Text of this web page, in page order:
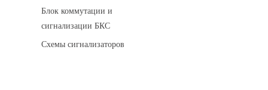
Блок коммутации и
сигнализации БКС
Схемы сигнализаторов